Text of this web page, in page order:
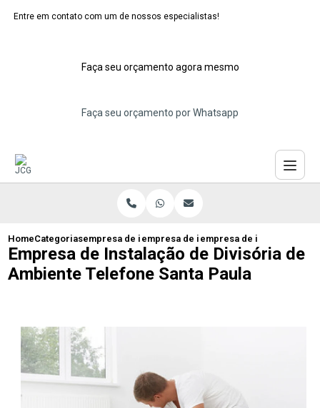
Entre em contato com um de nossos especialistas!
Faça seu orçamento agora mesmo
Faça seu orçamento por Whatsapp
HomeCategoriasempresa de instalacao de divisorias
empresa de instalacao de divisoria de
empresa de instalacao de
Empresa de Instalação de Divisória de
Ambiente Telefone Santa Paula